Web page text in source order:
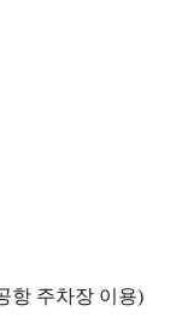
항 주차장 이용)